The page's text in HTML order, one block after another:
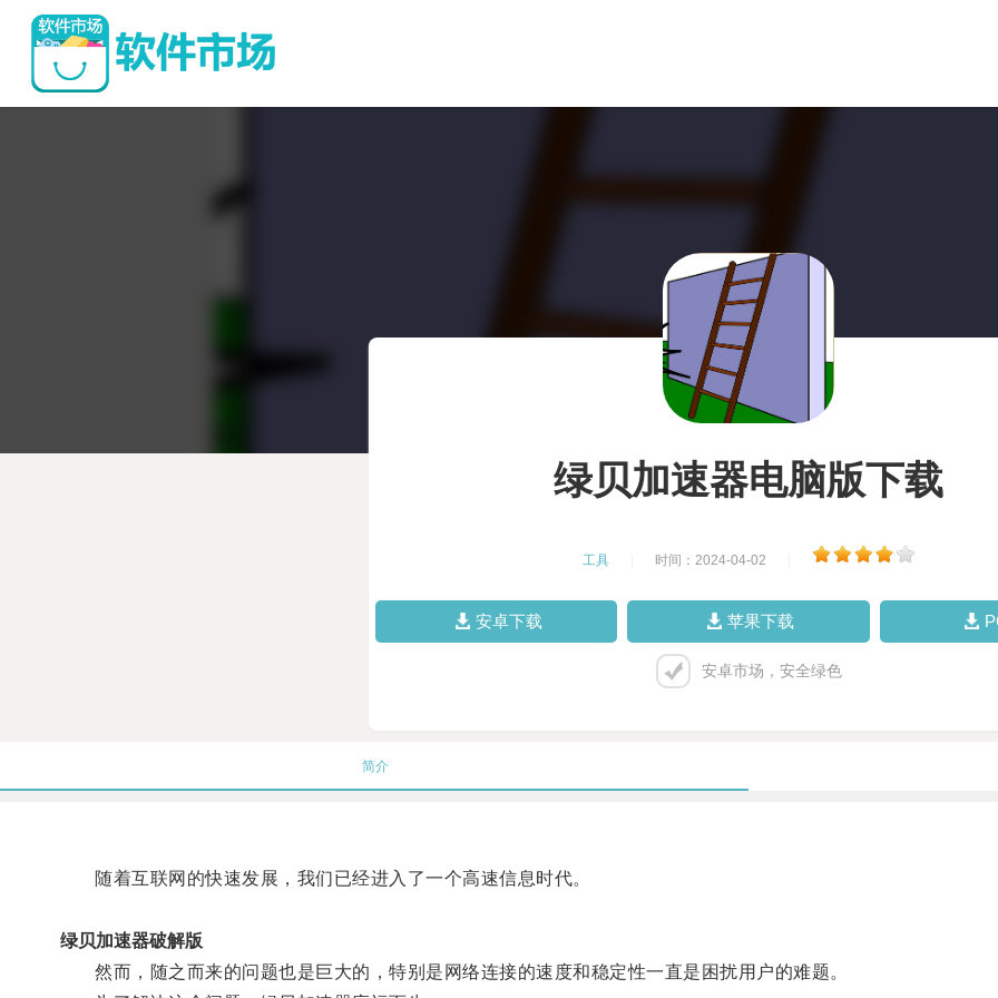
绿贝加速器电脑版下载
工具 时间：2024-04-02
安卓下载 苹果下载
安卓市场，安全绿色
简介
随着互联网的快速发展，我们已经进入了一个高速信息时代。
绿贝加速器破解版
然而，随之而来的问题也是巨大的，特别是网络连接的速度和稳定性一直是困扰用户的难题。